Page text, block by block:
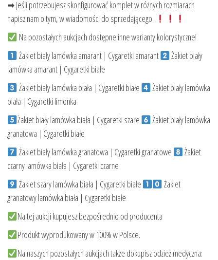
➡ Jeśli potrzebujesz skonfigurować komplet w różnych rozmiarach
napisz nam o tym, w wiadomości do sprzedającego.
Na pozostałych aukcjach dostępne inne warianty kolorystyczne!
Żakiet biały lamówka amarant | Cygaretki amarant
Żakiet biały
lamówka amarant | Cygaretki białe
Żakiet biały lamówka biała | Cygaretki białe
Żakiet biały lamówka
biała | Cygaretki limonka
Żakiet biały lamówka biała | Cygaretki szare
Żakiet biały lamówka
granatowa | Cygaretki białe
Żakiet biały lamówka granatowa | Cygaretki granatowe
Żakiet
czarny lamówka biała | Cygaretki czarne
Żakiet szary lamówka biała | Cygaretki białe
Żakiet
granatowy lamówka biała | Cygaretki białe
Na tej aukcji kupujesz bezpośrednio od producenta
Produkt wyprodukowany w 100% w Polsce.
Na naszych pozostałych aukcjach także dokupisz odzież medyczna: